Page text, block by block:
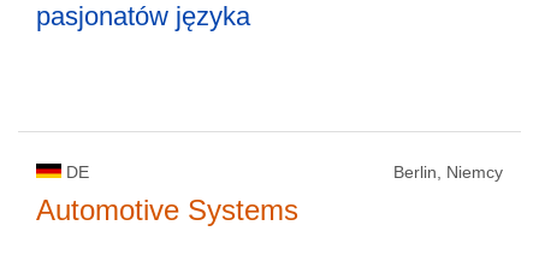
pasjonatów języka
DE Berlin, Niemcy
Automotive Systems